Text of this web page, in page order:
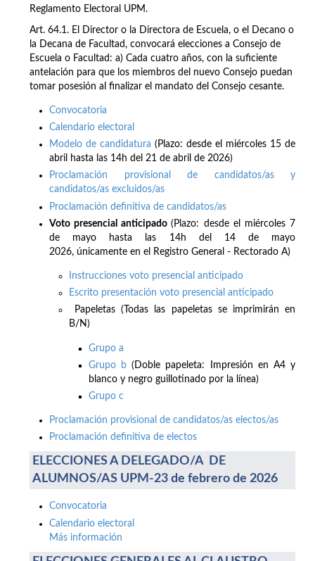
Reglamento Electoral UPM.
Art. 64.1. El Director o la Directora de Escuela, o el Decano o
la Decana de Facultad, convocará elecciones a Consejo de
Escuela o Facultad: a) Cada cuatro años, con la suficiente
antelación para que los miembros del nuevo Consejo puedan
tomar posesión al finalizar el mandato del Consejo cesante.
Convocatoria
Calendario electoral
Modelo de candidatura (Plazo: desde el miércoles 15 de
abril hasta las 14h del 21 de abril de 2026)
Proclamación provisional de candidatos/as y
candidatos/as excluidos/as
Proclamación definitiva de candidatos/as
Voto presencial anticipado(Plazo: desde el miércoles 7
de mayo hasta las 14h del 14 de mayo
2026, únicamente en el Registro General - Rectorado A)
Instrucciones voto presencial anticipado
Escrito presentación voto presencial anticipado
Papeletas (Todas las papeletas se imprimirán en
B/N)
Grupo a
Grupo b (Doble papeleta: Impresión en A4 y
blanco y negro guillotinado por la línea)
Grupo c
Proclamación provisional de candidatos/as electos/as
Proclamación definitiva de electos
ELECCIONES A DELEGADO/A DE
ALUMNOS/AS UPM-23 de febrero de 2026
Convocatoria
Calendario electoral
Más información